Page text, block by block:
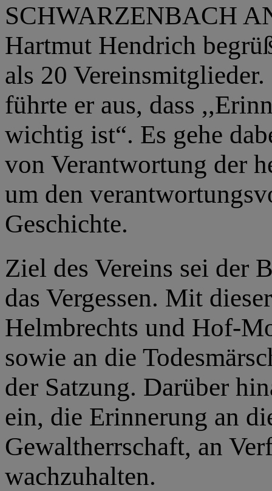
SCHWARZENBACH
Hartmut Hendrich
als 20
führte er aus, dass
wichtig ist“. Es gehe
von Verantwortung der
um den
Geschichte.
Ziel des Vereins sei der
das Vergessen. Mit
Helmbrechts und Hof-
sowie an die
der Satzung. Darüber
ein, die Erinnerung an
Gewaltherrschaft, an
wachzuhalten.